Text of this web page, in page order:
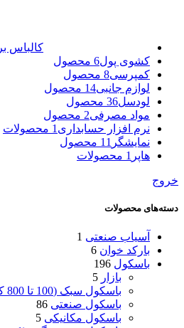
کالباس بر
کشوی پول6 محصول
کمپرسی8 محصول
لوازم جانبی14 محصول
لودسل36 محصول
مواد مصرفی2 محصول
نرم افزار حسابداری 1 محصولات
نمایشگر 11 محصول
هاپر 1 محصولات
خروج
دسته‌های محصولات
آسیاب صنعتی 1
بارکد خوان 6
باسکول 196
بازار 5
باسکول سبک (100 تا 800 کیلوگرم)
باسکول صنعتی 86
باسکول مکانیکی 5